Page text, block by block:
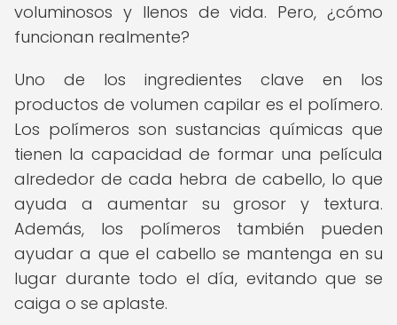
voluminosos y llenos de vida. Pero, ¿cómo
funcionan realmente?
Uno de los ingredientes clave en los
productos de volumen capilar es el polímero.
Los polímeros son sustancias químicas que
tienen la capacidad de formar una película
alrededor de cada hebra de cabello, lo que
ayuda a aumentar su grosor y textura.
Además, los polímeros también pueden
ayudar a que el cabello se mantenga en su
lugar durante todo el día, evitando que se
caiga o se aplaste.